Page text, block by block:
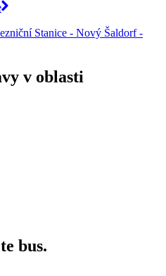
Stanice - Nový Šaldorf -
v oblasti
bus.